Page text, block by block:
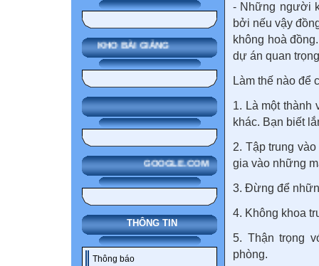
KHO BÀI GIẢNG
GOOGLE.COM
THÔNG TIN
Thông báo
- Những người
bởi nếu vậy
không hoà
dự án quan
Làm thế nào để
1. Là một thành
khác. Bạn biết
2. Tập trung
gia vào những
3. Đừng để
4. Không khoa
5. Thận trọng
phòng.